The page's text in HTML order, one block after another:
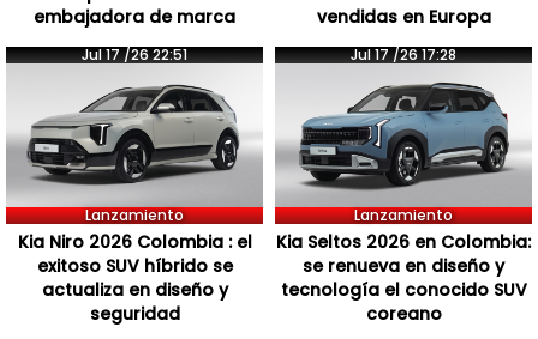
embajadora de marca
vendidas en Europa
Jul 17 /26 22:51
Lanzamiento
Kia Niro 2026 Colombia : el
exitoso SUV híbrido se
actualiza en diseño y
seguridad
Jul 17 /26 17:28
Lanzamiento
Kia Seltos 2026 en Colombia:
se renueva en diseño y
tecnología el conocido SUV
coreano